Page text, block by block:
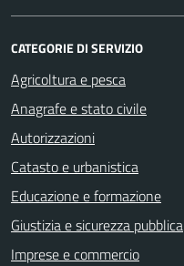
CATEGORIE DI SERVIZIO
Agricoltura e pesca
Anagrafe e stato civile
Autorizzazioni
Catasto e urbanistica
Educazione e formazione
Giustizia e sicurezza pubblica
Imprese e commercio